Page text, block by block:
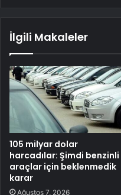
İlgili Makaleler
105 milyar dolar
harcadılar: Şimdi benzinli
araçlar için beklenmedik
karar
Ağustos 7, 2026